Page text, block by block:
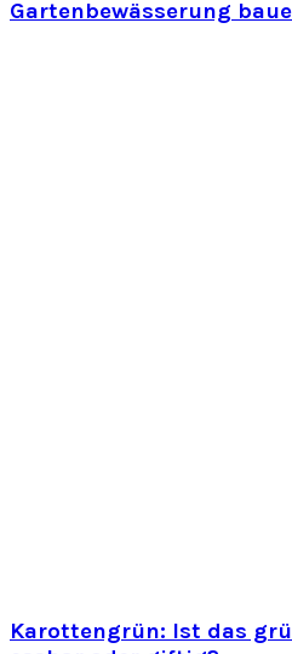
Gartenbewässerung
Karottengrün: Ist das